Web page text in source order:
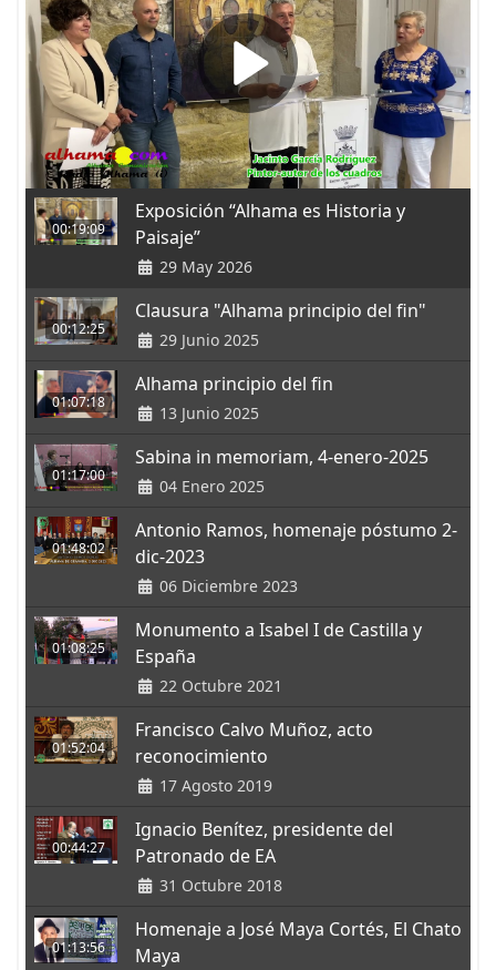
00:19:09
Exposición “Alhama es Historia y
Paisaje”
29 May 2026
00:12:25
Clausura "Alhama principio del fin"
29 Junio 2025
01:07:18
Alhama principio del fin
13 Junio 2025
01:17:00
Sabina in memoriam, 4-enero-2025
04 Enero 2025
01:48:02
Antonio Ramos, homenaje póstumo 2-
dic-2023
06 Diciembre 2023
01:08:25
Monumento a Isabel I de Castilla y
España
22 Octubre 2021
01:52:04
Francisco Calvo Muñoz, acto
reconocimiento
17 Agosto 2019
00:44:27
Ignacio Benítez, presidente del
Patronado de EA
31 Octubre 2018
01:13:56
Homenaje a José Maya Cortés, El Chato
Maya